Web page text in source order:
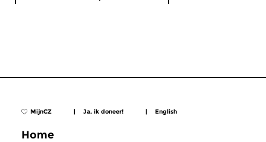
MijnCZ | Ja, ik doneer! | English
Home